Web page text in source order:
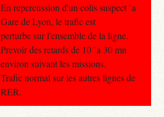
En repercussion d'un colis suspect `a
Gare de Lyon, le trafic est
perturbe sur l'ensemble de la ligne.
Prevoir des retards de 10 `a 30 mn
environ suivant les missions.
Trafic normal sur les autres lignes de
RER.